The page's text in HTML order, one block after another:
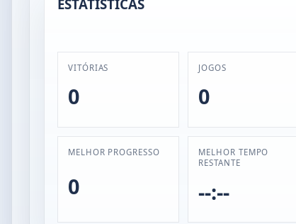
ESTATÍSTICAS
VITÓRIAS
0
JOGOS
0
MELHOR PROGRESSO
0
MELHOR TEMPO
RESTANTE
--:--